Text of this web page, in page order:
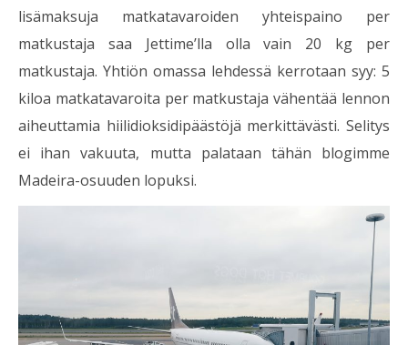
lisämaksuja matkatavaroiden yhteispaino per
matkustaja saa Jettime’lla olla vain 20 kg per
matkustaja. Yhtiön omassa lehdessä kerrotaan syy: 5
kiloa matkatavaroita per matkustaja vähentää lennon
aiheuttamia hiilidioksidipäästöjä merkittävästi. Selitys
ei ihan vakuuta, mutta palataan tähän blogimme
Madeira-osuuden lopuksi.